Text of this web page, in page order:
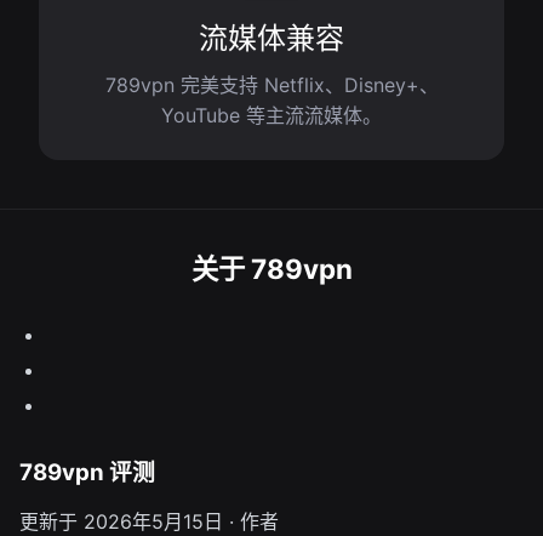
流媒体兼容
789vpn 完美支持 Netflix、Disney+、
YouTube 等主流流媒体。
关于 789vpn
789vpn 评测
更新于 2026年5月15日 · 作者